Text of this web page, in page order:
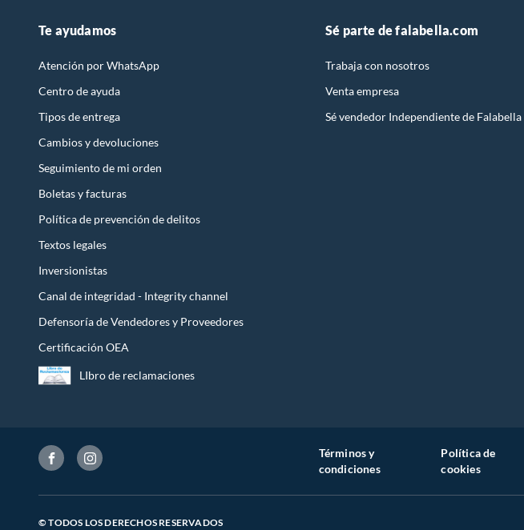
Te ayudamos
Atención por WhatsApp
Centro de ayuda
Tipos de entrega
Cambios y devoluciones
Seguimiento de mi orden
Boletas y facturas
Política de prevención de delitos
Textos legales
Inversionistas
Canal de integridad - Integrity channel
Defensoría de Vendedores y Proveedores
Certificación OEA
LIbro de reclamaciones
Sé parte de falabella.com
Trabaja con nosotros
Venta empresa
Sé vendedor Independiente de Falabella
Términos y
condiciones
Política de
cookies
© TODOS LOS DERECHOS RESERVADOS